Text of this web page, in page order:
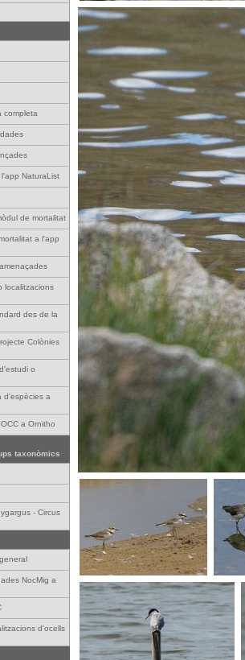
completa
NaturaList
de mortalitat
a l'app
localitzacions
des de la
Colònies
o
d'espècies a
a Ornitho
taxonòmics
- Circus
NocMig a
d'ocells